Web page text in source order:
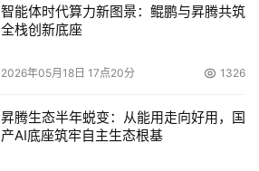
智能体时代算力新图景：鲲鹏与昇腾共筑
全栈创新底座
2026年05月18日 17点20分 1326
昇腾生态半年蜕变：从能用走向好用，国
产AI底座筑牢自主生态根基